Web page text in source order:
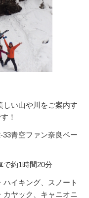
い山や川をご案内す
！
青空ファン奈良ベー
で約1時間20分
ハイキング、スノート
カヤック、キャニオニ